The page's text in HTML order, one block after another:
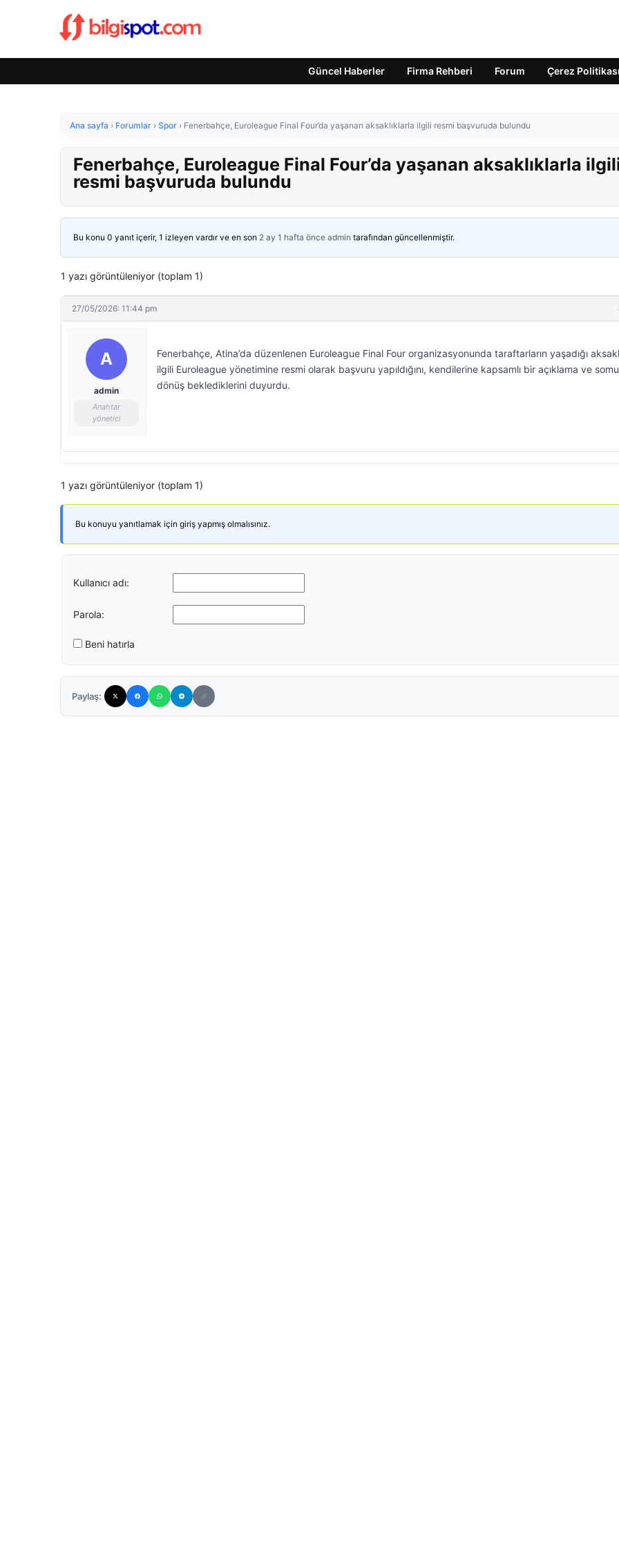
Güncel Haberler Firma Rehberi Forum Çerez Politikası
Ana sayfa › Forumlar › Spor › Fenerbahçe, Euroleague Final Four’da yaşanan aksaklıklarla ilgili resmi başvuruda bulundu
Fenerbahçe, Euroleague Final Four’da yaşanan aksaklıklarla
resmi başvuruda bulundu
Bu konu 0 yanıt içerir, 1 izleyen vardır ve en son 2 ay 1 hafta önce admin tarafından güncellenmiştir.
1 yazı görüntüleniyor (toplam 1)
27/05/2026: 11:44 pm
A
admin
Anahtar
yönetici
Fenerbahçe, Atina’da düzenlenen Euroleague Final Four organizasyonunda taraftarların yaşadığı
ilgili Euroleague yönetimine resmi olarak başvuru yapıldığını, kendilerine kapsamlı bir açıklama ve
dönüş beklediklerini duyurdu.
1 yazı görüntüleniyor (toplam 1)
Bu konuyu yanıtlamak için giriş yapmış olmalısınız.
Kullanıcı adı:
Parola:
Beni hatırla
Paylaş: